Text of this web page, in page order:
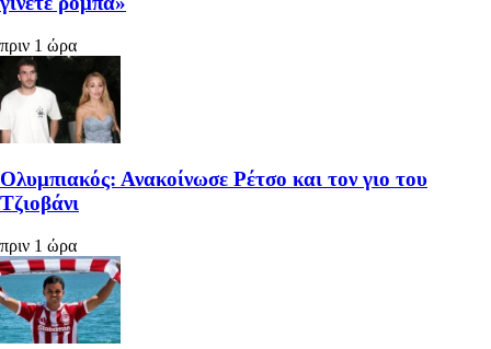
πριν 1 ώρα
Ολυμπιακός: Ανακοίνωσε Ρέτσο και τον γιο του
Τζιοβάνι
πριν 1 ώρα